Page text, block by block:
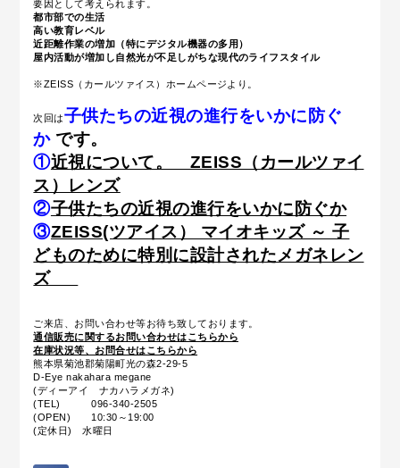
要因として考えられます。
都市部での生活
高い教育レベル
近距離作業の増加（特にデジタル機器の多用）
屋内活動が増加し自然光が不足しがちな現代のライフスタイル
※ZEISS（カールツァイス）ホームページより。
次回は子供たちの近視の進行をいかに防ぐ
かです。
①近視について。 ZEISS（カールツァイ
ス）レンズ
②子供たちの近視の進行をいかに防ぐか
③ZEISS(ツアイス） マイオキッズ ～ 子
どものために特別に設計されたメガネレン
ズ
ご来店、お問い合わせ等お待ち致しております。
通信販売に関するお問い合わせはこちらから
在庫状況等、お問合せはこちらから
熊本県菊池郡菊陽町光の森2-29-5
D-Eye nakahara megane
(ディーアイ ナカハラメガネ)
(TEL) 096-340-2505
(OPEN) 10:30～19:00
(定休日) 水曜日